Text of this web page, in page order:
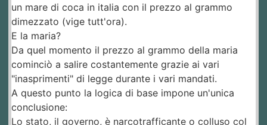
un mare di coca in italia con il prezzo al grammo
dimezzato (vige tutt'ora).
E la maria?
Da quel momento il prezzo al grammo della maria
cominciò a salire costantemente grazie ai vari
"inasprimenti" di legge durante i vari mandati.
A questo punto la logica di base impone un'unica
conclusione:
Lo stato, il governo, è narcotrafficante o colluso col